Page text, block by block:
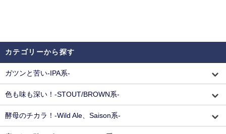
カテゴリーから探す
ガツンと苦い-IPA系-
色も味も深い！-STOUT/BROWN系-
酵母のチカラ！-Wild Ale、Saison系-